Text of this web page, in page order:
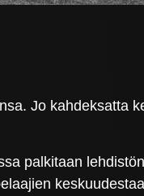
Jo kahdeksatta
palkitaan